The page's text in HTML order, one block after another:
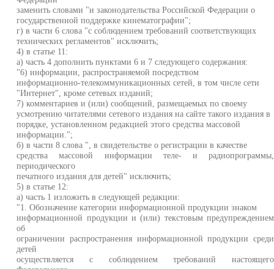
заменить словами "и законодательства Российской Федерации о
государственной поддержке кинематографии";
г) в части 6 слова "с соблюдением требований соответствующих
технических регламентов" исключить;
4) в статье 11:
а) часть 4 дополнить пунктами 6 и 7 следующего содержания:
"6) информации, распространяемой посредством
информационно-телекоммуникационных сетей, в том числе сети
"Интернет", кроме сетевых изданий;
7) комментариев и (или) сообщений, размещаемых по своему
усмотрению читателями сетевого издания на сайте такого издания в
порядке, установленном редакцией этого средства массовой
информации.";
б) в части 8 слова ", в свидетельстве о регистрации в качестве
средства массовой информации теле- и радиопрограммы,
периодического
печатного издания для детей" исключить;
5) в статье 12:
а) часть 1 изложить в следующей редакции:
"1. Обозначение категории информационной продукции знаком
информационной продукции и (или) текстовым предупреждением
об
ограничении распространения информационной продукции среди
детей
осуществляется с соблюдением требований настоящего